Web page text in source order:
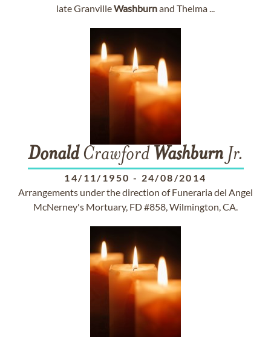
late GranvilleWashburnand Thelma ...
DonaldCrawford WashburnJr.
14/11/1950 - 24/08/2014
Arrangements under the direction of Funeraria del Angel
McNerney's Mortuary, FD #858, Wilmington, CA.